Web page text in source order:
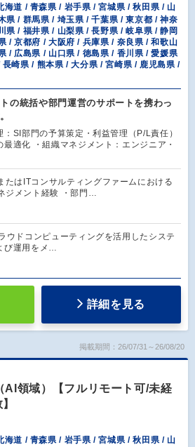
海道 / 青森県 / 岩手県 / 宮城県 / 秋田県 / 山
県 / 群馬県 / 埼玉県 / 千葉県 / 東京都 / 神奈
県 / 福井県 / 山梨県 / 長野県 / 岐阜県 / 静岡
/ 京都府 / 大阪府 / 兵庫県 / 奈良県 / 和歌山
/ 広島県 / 山口県 / 徳島県 / 香川県 / 愛媛県
崎県 / 熊本県 / 大分県 / 宮崎県 / 鹿児島県 /
の統括や部門運営のサポートを携わっ
：SI部門の予算策定・利益管理（P/L責任）
最適化 ・組織マネジメント：エンジニア・
たはITコンサルティングファームにおける
ジメント経験 ・部門…
ウドコンピューティングを活用したシステ
び運用をメ…
詳細を見る
掲載期間：26/07/31～26/08/20
AI領域）【フルリモート可/未経
海道 / 青森県 / 岩手県 / 宮城県 / 秋田県 / 山